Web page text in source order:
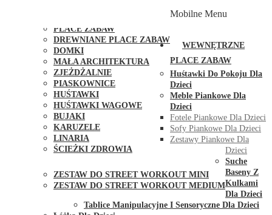
PLACE ZABAW
DREWNIANE PLACE ZABAW
DOMKI
MAŁA ARCHITEKTURA
ZJEŻDŻALNIE
PIASKOWNICE
HUŚTAWKI
HUŚTAWKI WAGOWE
BUJAKI
KARUZELE
LINARIA
ŚCIEŻKI ZDROWIA
ZESTAW DO STREET WORKOUT MINI
ZESTAW DO STREET WORKOUT MEDIUM
Mobilne Menu
WEWNĘTRZNE
PLACE ZABAW
Huśtawki Do Pokoju Dla
Dzieci
Meble Piankowe Dla
Dzieci
Fotele Piankowe Dla Dzieci
Sofy Piankowe Dla Dzieci
Zestawy Piankowe Dla
Dzieci
Suche
Baseny Z
Kulkami
Dla Dzieci
Tablice Manipulacyjne I Sensoryczne Dla Dzieci